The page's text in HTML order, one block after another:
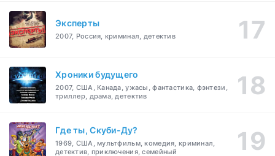
Эксперты
2007, Россия, криминал, детектив
Хроники будущего
2007, США, Канада, ужасы, фантастика, фэнтези,
триллер, драма, детектив
Где ты, Скуби-Ду?
1969, США, мультфильм, комедия, криминал,
детектив, приключения, семейный